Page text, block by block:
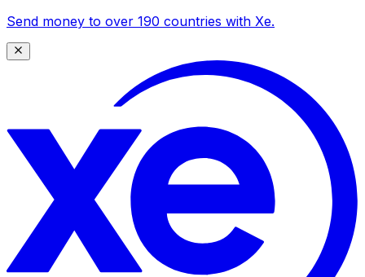
Send money to over 190 countries with Xe.